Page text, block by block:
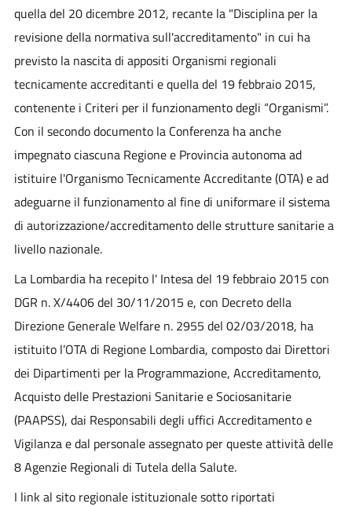
quella del 20 dicembre 2012, recante la "Disciplina per la
revisione della normativa sull'accreditamento" in cui ha
previsto la nascita di appositi Organismi regionali
tecnicamente accreditanti e quella del 19 febbraio 2015,
contenente i Criteri per il funzionamento degli “Organismi”.
Con il secondo documento la Conferenza ha anche
impegnato ciascuna Regione e Provincia autonoma ad
istituire l'Organismo Tecnicamente Accreditante (OTA) e ad
adeguarne il funzionamento al fine di uniformare il sistema
di autorizzazione/accreditamento delle strutture sanitarie a
livello nazionale.
La Lombardia ha recepito l' Intesa del 19 febbraio 2015 con
DGR n. X/4406 del 30/11/2015 e, con Decreto della
Direzione Generale Welfare n. 2955 del 02/03/2018, ha
istituito l’OTA di Regione Lombardia, composto dai Direttori
dei Dipartimenti per la Programmazione, Accreditamento,
Acquisto delle Prestazioni Sanitarie e Sociosanitarie
(PAAPSS), dai Responsabili degli uffici Accreditamento e
Vigilanza e dal personale assegnato per queste attività delle
8 Agenzie Regionali di Tutela della Salute.
I link al sito regionale istituzionale sotto riportati